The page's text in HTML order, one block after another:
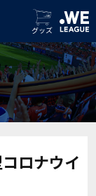
グッズ
ロナウイ